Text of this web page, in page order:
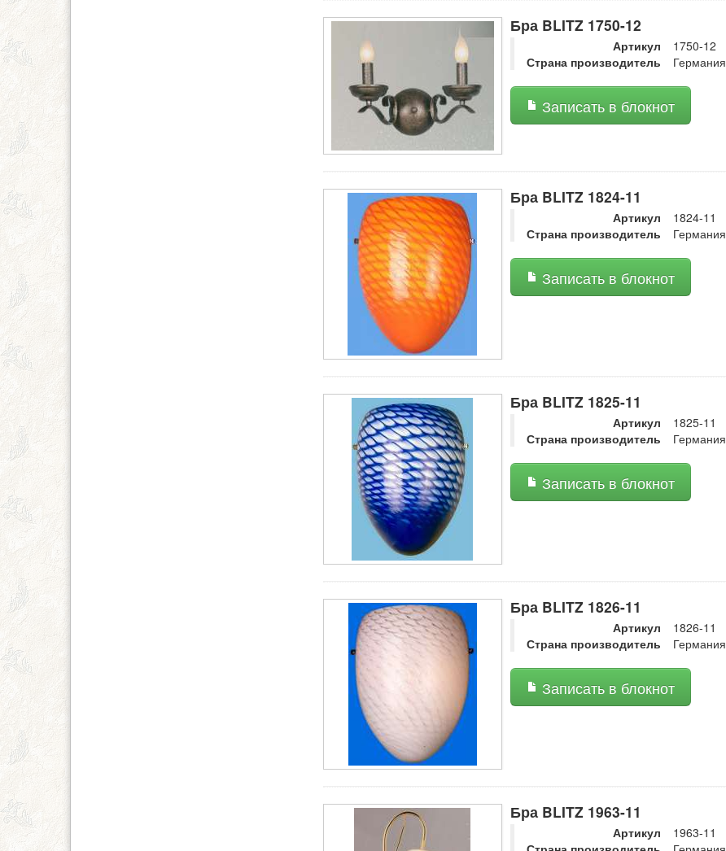
Бра BLITZ 1750-12
Артикул
1750-12
Страна производитель
Германия
Записать в блокнот
Бра BLITZ 1824-11
Артикул
1824-11
Страна производитель
Германия
Записать в блокнот
Бра BLITZ 1825-11
Артикул
1825-11
Страна производитель
Германия
Записать в блокнот
Бра BLITZ 1826-11
Артикул
1826-11
Страна производитель
Германия
Записать в блокнот
Бра BLITZ 1963-11
Артикул
1963-11